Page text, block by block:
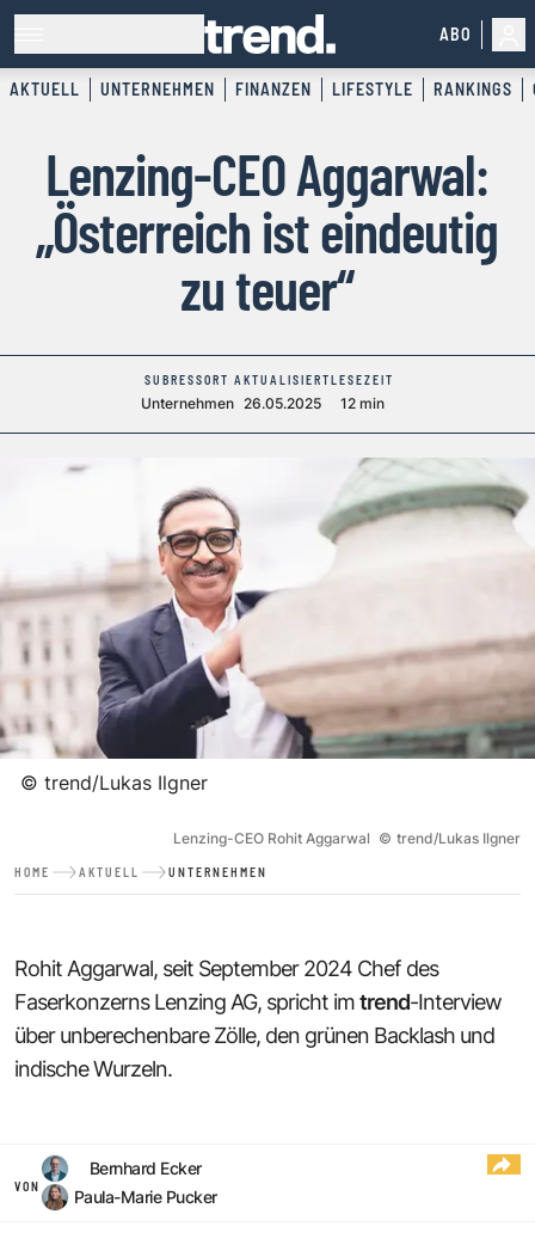
ABO
AKTUELL UNTERNEHMEN FINANZEN LIFESTYLE RANKINGS
Lenzing-CEO Aggarwal:
„Österreich ist eindeutig
zu teuer“
SUBRESSORT
Unternehmen
AKTUALISIERT
26.05.2025
LESEZEIT
12 min
© trend/Lukas Ilgner
Lenzing-CEO Rohit Aggarwal © trend/Lukas Ilgner
HOME AKTUELL UNTERNEHMEN
Rohit Aggarwal, seit September 2024 Chef des
Faserkonzerns Lenzing AG, spricht imtrend-Interview
über unberechenbare Zölle, den grünen Backlash und
indische Wurzeln.
VON
Bernhard Ecker
Paula-Marie Pucker